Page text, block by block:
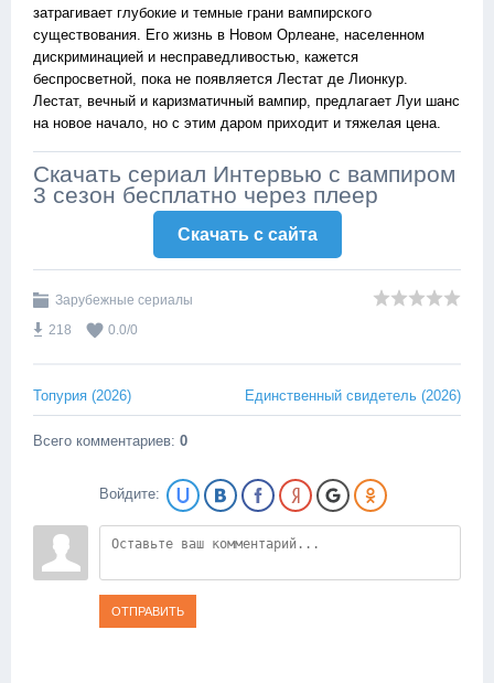
затрагивает глубокие и темные грани вампирского
существования. Его жизнь в Новом Орлеане, населенном
дискриминацией и несправедливостью, кажется
беспросветной, пока не появляется Лестат де Лионкур.
Лестат, вечный и каризматичный вампир, предлагает Луи шанс
на новое начало, но с этим даром приходит и тяжелая цена.
Скачать сериал Интервью с вампиром
3 сезон бесплатно через плеер
Скачать c сайта
Зарубежные сериалы
218
0.0/0
Топурия (2026) Единственный свидетель (2026)
Всего комментариев: 0
Войдите:
ОТПРАВИТЬ